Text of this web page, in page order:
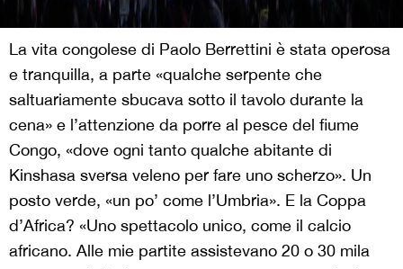
La vita congolese di Paolo Berrettini è stata operosa
e tranquilla, a parte «qualche serpente che
saltuariamente sbucava sotto il tavolo durante la
cena» e l’attenzione da porre al pesce del fiume
Congo, «dove ogni tanto qualche abitante di
Kinshasa sversa veleno per fare uno scherzo». Un
posto verde, «un po’ come l’Umbria». E la Coppa
d’Africa? «Uno spettacolo unico, come il calcio
africano. Alle mie partite assistevano 20 o 30 mila